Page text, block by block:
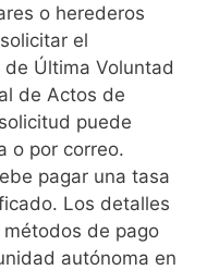
o herederos
el
Última Voluntad
de Actos de
puede
o por correo.
pagar una tasa
Los detalles
de pago
autónoma en